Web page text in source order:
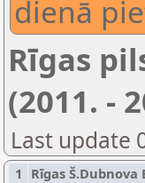
dienā
Rīgas
(2011. -
Last update
1 Rīgas